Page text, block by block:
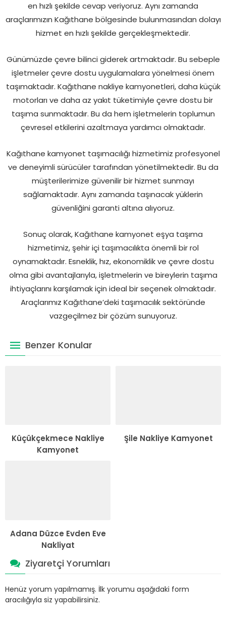
en hızlı şekilde cevap veriyoruz. Aynı zamanda
araçlarımızın Kağıthane bölgesinde bulunmasından dolayı
hizmet en hızlı şekilde gerçekleşmektedir.
Günümüzde çevre bilinci giderek artmaktadır. Bu sebeple
işletmeler çevre dostu uygulamalara yönelmesi önem
taşımaktadır. Kağıthane nakliye kamyonetleri, daha küçük
motorları ve daha az yakıt tüketimiyle çevre dostu bir
taşıma sunmaktadır. Bu da hem işletmelerin toplumun
çevresel etkilerini azaltmaya yardımcı olmaktadır.
Kağıthane kamyonet taşımacılığı hizmetimiz profesyonel
ve deneyimli sürücüler tarafından yönetilmektedir. Bu da
müşterilerimize güvenilir bir hizmet sunmayı
sağlamaktadır. Aynı zamanda taşınacak yüklerin
güvenliğini garanti altına alıyoruz.
Sonuç olarak, Kağıthane kamyonet eşya taşıma
hizmetimiz, şehir içi taşımacılıkta önemli bir rol
oynamaktadır. Esneklik, hız, ekonomiklik ve çevre dostu
olma gibi avantajlarıyla, işletmelerin ve bireylerin taşıma
ihtiyaçlarını karşılamak için ideal bir seçenek olmaktadır.
Araçlarımız Kağıthane’deki taşımacılık sektöründe
vazgeçilmez bir çözüm sunuyoruz.
Benzer Konular
Küçükçekmece Nakliye
Kamyonet
Şile Nakliye Kamyonet
Adana Düzce Evden Eve
Nakliyat
Ziyaretçi Yorumları
Henüz yorum yapılmamış. İlk yorumu aşağıdaki form
aracılığıyla siz yapabilirsiniz.